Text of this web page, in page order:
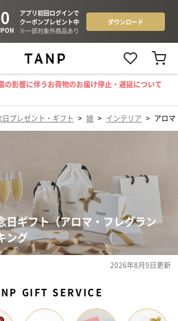
の影響に伴うお荷物のお届け停止・遅延について
プレゼント・ギフト > 娘 > インテリア > アロマ
日ギフト（アロマ・フレグラン
ング
2026年8月9日更新
GIFT SERVICE